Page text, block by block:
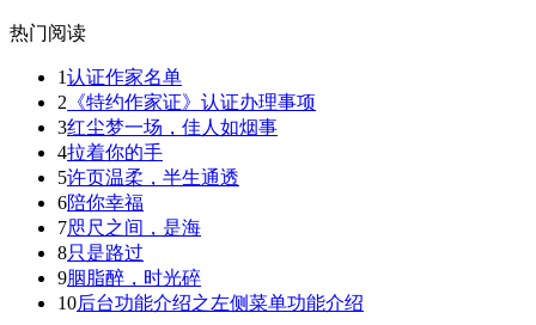
热门阅读
1认证作家名单
2 《特约作家证》认证办理事项
3红尘梦一场，佳人如烟事
4拉着你的手
5许页温柔，半生通透
6陪你幸福
7咫尺之间，是海
8只是路过
9胭脂醉，时光碎
10后台功能介绍之左侧菜单功能介绍